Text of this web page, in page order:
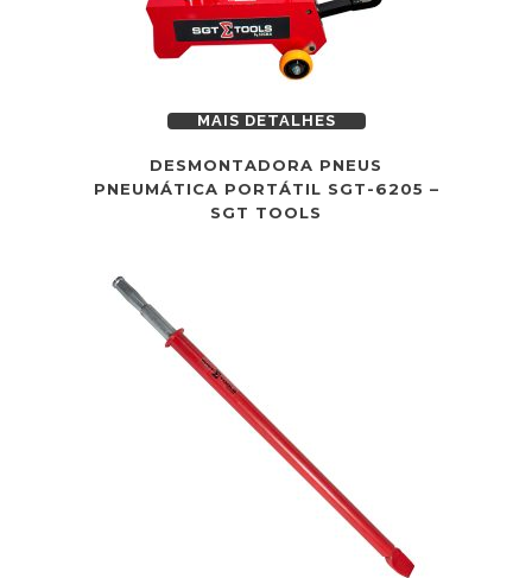
MAIS DETALHES
DESMONTADORA PNEUS
PNEUMÁTICA PORTÁTIL SGT-6205 –
SGT TOOLS